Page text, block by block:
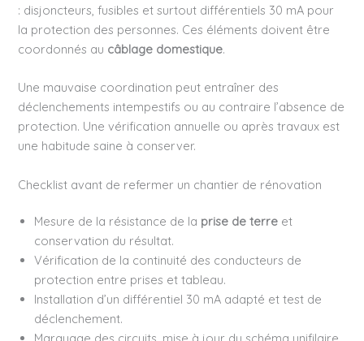
: disjoncteurs, fusibles et surtout différentiels 30 mA pour
la protection des personnes. Ces éléments doivent être
coordonnés au câblage domestique.
Une mauvaise coordination peut entraîner des
déclenchements intempestifs ou au contraire l’absence de
protection. Une vérification annuelle ou après travaux est
une habitude saine à conserver.
Checklist avant de refermer un chantier de rénovation
Mesure de la résistance de la prise de terre et
conservation du résultat.
Vérification de la continuité des conducteurs de
protection entre prises et tableau.
Installation d’un différentiel 30 mA adapté et test de
déclenchement.